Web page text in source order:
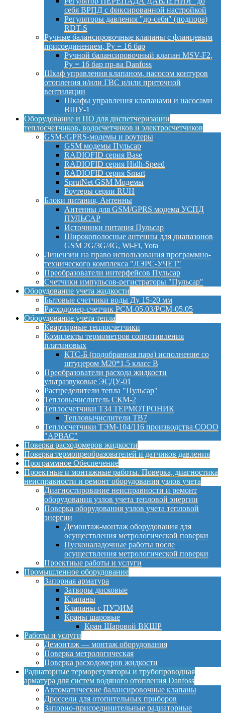
себя ВРПД с фиксированной настройкой
Регуляторы давления "до-себя" (подпора)
RDT-S
Ручные балансировочные клапаны с фланцевым
присоединением, Py = 16 бар
Ручной балансировочный клапан MSV-F2,
Py = 16 бар пр-ва Danfoss
Шкаф управления клапаном, насосом контуров
отопления и/или ГВС и/или приточной
вентиляции
Шкафы управления клапанами и насосами
ВШУ-1
Оборудование и ПО для диспетчеризации
теплосчетчиков, водосчетчиков и электросчетчиков
GSM-/GPRS-модемы и роутеры
GSM модемы Пульсар
RADIOFID серия Base
RADIOFID серия Hidh-Speed
RADIOFID серия Smart
SprutNet GSM Модемы
Роутеры серии RUH
Блоки питания, Антенны
Антенны для GSM/GPRS модема УСПД
ПУЛЬСАР
Источники питания Пульсар
Широкополосные антенны для диапазонов
GSM 2G/3G/4G, Wi-Fi, Yota
Лицензии на право использования программно-
технического комплекса "ЛЭРС-УЧЕТ"
Преобразователи интерфейсов Пульсар
Счетчики импульсов-регистраторы "Пульсар"
Оборудование учета жидкости
Бытовые счетчики воды Ду 15-20 мм
Расходомер-счетчик РСМ-05.03/РСМ-05.05
Оборудование учета тепла
Квартирные теплосчетчики
Комплекты термометров сопротивления
платиновых
КТС-Б (подобранная пара) исполнение со
штуцером М20*1,5 класс B
Преобразователи расхода жидкости
ультразвуковые ЭСДУ-01
Распределители тепла "Пульсар"
Тепловычислитель СКМ-2
Теплосчетчики Т34 ТЕРМОТРОНИК
Тепловычислители ТВ7
Теплосчетчики ТЭМ-104/116 производства СООО
"АРВАС"
Поверка расходомеров жидкости
Поверка термопреобразователей и датчиков давления
Программное Обеспечение
Проектные и монтажные работы. Поверка, диагностика
неисправности и ремонт оборудования узлов учета
Диагностирование неисправности и ремонт
оборудования узлов учета тепловой энергии
Поверка оборудования узлов учета тепловой
энергии
Демонтаж-монтаж оборудования для
осуществления метрологической поверки
Пусконаладочные работы после
осуществления метрологической поверки
Проектные работы и услуги
Промышленное оборудование
Запорная арматура
Затворы дисковые
Клапаны
Клапаны с ПУЭИМ
Краны шаровые
Кран Шаровой ВКШР
Работы и услуги
Демонтаж — монтаж оборудования
Поверка метрологическая
Поверка расходомеров жидкости
Радиаторные терморегуляторы и трубопроводная
арматура для систем водяного отопления Danfoss
Автоматические балансировочные клапаны
Дроссели для отопительных приборов
Запорно-присоединительные радиаторные